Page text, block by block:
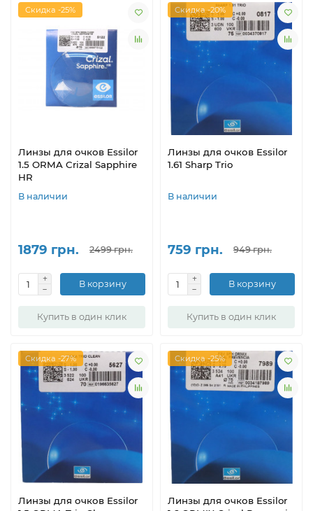
Скидка -25%
Линзы для очков Essilor
1.5 ORMA Crizal Sapphire
HR
В наличии
1879 грн. 2499 грн.
В корзину
Купить в один клик
Скидка -20%
Линзы для очков Essilor
1.61 Sharp Trio
В наличии
759 грн. 949 грн.
В корзину
Купить в один клик
Скидка -27%
Линзы для очков Essilor
Скидка -25%
Линзы для очков Essilor